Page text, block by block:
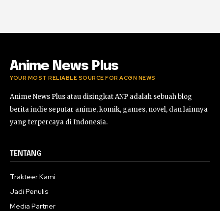
Anime News Plus
YOUR MOST RELIABLE SOURCE FOR ACGN NEWS
Anime News Plus atau disingkat ANP adalah sebuah blog
berita indie seputar anime, komik, games, novel, dan lainnya
yang terpercaya di Indonesia.
TENTANG
Trakteer Kami
Jadi Penulis
Media Partner